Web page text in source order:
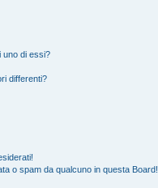
uno di essi?
differenti?
o spam da qualcuno in questa Board!